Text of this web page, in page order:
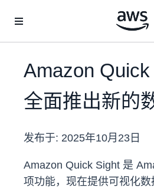
Amazon
全面推出新的
发布于: 2025年10月23日
Amazon Quick Sight 是
项功能，现在提供可视化